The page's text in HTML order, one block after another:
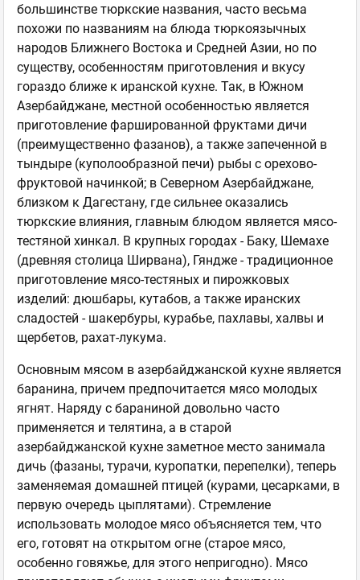
большинстве тюркские названия, часто весьма
похожи по названиям на блюда тюркоязычных
народов Ближнего Востока и Средней Азии, но по
существу, особенностям приготовления и вкусу
гораздо ближе к иранской кухне. Так, в Южном
Азербайджане, местной особенностью является
приготовление фаршированной фруктами дичи
(преимущественно фазанов), а также запеченной в
тындыре (куполообразной печи) рыбы с орехово-
фруктовой начинкой; в Северном Азербайджане,
близком к Дагестану, где сильнее оказались
тюркские влияния, главным блюдом является мясо-
тестяной хинкал. В крупных городах - Баку, Шемахе
(древняя столица Ширвана), Гяндже - традиционное
приготовление мясо-тестяных и пирожковых
изделий: дюшбары, кутабов, а также иранских
сладостей - шакербуры, курабье, пахлавы, халвы и
щербетов, рахат-лукума.
Основным мясом в азербайджанской кухне является
баранина, причем предпочитается мясо молодых
ягнят. Наряду с бараниной довольно часто
применяется и телятина, а в старой
азербайджанской кухне заметное место занимала
дичь (фазаны, турачи, куропатки, перепелки), теперь
заменяемая домашней птицей (курами, цесарками, в
первую очередь цыплятами). Стремление
использовать молодое мясо объясняется тем, что
его, готовят на открытом огне (старое мясо,
особенно говяжье, для этого непригодно). Мясо